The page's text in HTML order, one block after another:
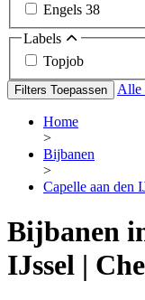
Engels 38
Labels
Topjob
Filters Toepassen Alle
Home
>
Bijbanen
>
Capelle aan den
Bijbanen
IJssel |